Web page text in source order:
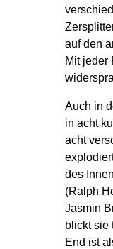
auf den
Mit jeder
Auch in
in acht
acht
des
(Ralph
Jasmin
blickt sie
End ist